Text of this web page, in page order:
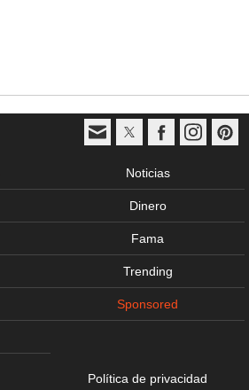
Noticias
Dinero
Fama
Trending
Sponsored
Política de privacidad